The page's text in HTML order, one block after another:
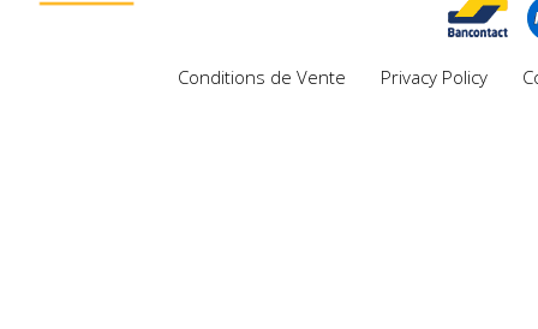
Conditions de Vente Privacy Policy